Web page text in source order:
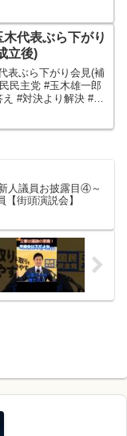
木代表ぶら下がり
立後)
表ぶら下がり会見(補
民主党 #玉木雄一郎
#対決より解決 #手
街頭演説会】